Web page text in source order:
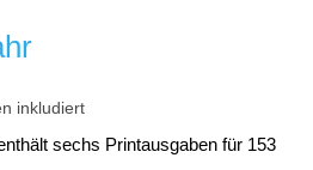
inkludiert
sechs Printausgaben für 153